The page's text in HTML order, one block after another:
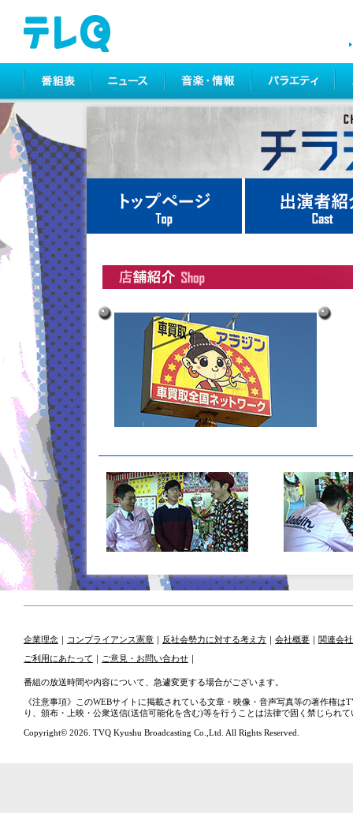
企業理念 ｜ コンプライアンス憲章 ｜ 反社会勢力に対する考え方 ｜ 会社概要 ｜ 関連会社
ご利用にあたって ｜ ご意見・お問い合わせ ｜
番組の放送時間や内容について、急遽変更する場合がございます。
《注意事項》このWEBサイトに掲載されている文章・映像・音声写真等の著作権
り、頒布・上映・公衆送信(送信可能化を含む)等を行うことは法律で固く禁じられて
Copyright© 2026. TVQ Kyushu Broadcasting Co.,Ltd. All Rights Reserved.